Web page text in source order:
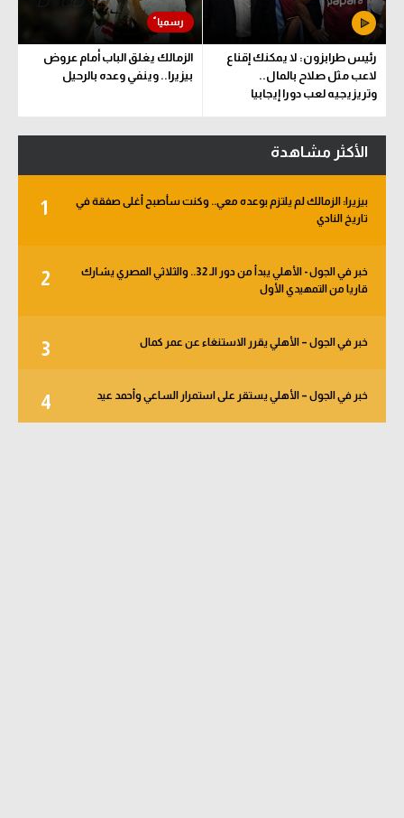
رئيس طرابزون: لا يمكنك إقناع
لاعب مثل صلاح بالمال..
وتريزيجيه لعب دورا إيجابيا
الزمالك يغلق الباب أمام عروض
بيزيرا.. وينفي وعده بالرحيل
الأكثر مشاهدة
1
بيزيرا: الزمالك لم يلتزم بوعده معي.. وكنت سأصبح أغلى صفقة في
تاريخ النادي
2
خبر في الجول - الأهلي يبدأ من دور الـ 32.. والثلاثي المصري يشارك
قاريا من التمهيدي الأول
3 خبر في الجول – الأهلي يقرر الاستنغاء عن عمر كمال
4 خبر في الجول – الأهلي يستقر على استمرار الساعي وأحمد عيد